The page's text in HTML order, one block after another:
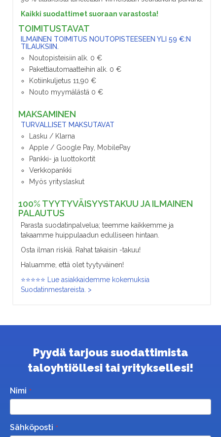
Kaikki suodattimet suoraan varastosta!
TOIMITUSTAVAT
ILMAINEN TOIMITUS NOUTOPISTEESEEN YLI 59 €:N
TILAUKSIIN.
Noutopisteisiin alk. 0 €
Pakettiautomaatteihin alk. 0 €
Kotiinkuljetus 11,90 €
Nouto myymälästä 0 €
MAKSAMINEN
TURVALLISET MAKSUTAVAT
Lasku / Klarna
Apple / Google Pay, MobilePay
Pankki- ja luottokortit
Verkkopankki
Myös yrityslaskut
100% TYYTYVÄISYYSTAKUU JA ILMAINEN
PALAUTUS
Parasta suodatinpalvelua; teemme kaikkemme ja
takaamme huippulaadun edulliseen hintaan.
Osta ilman riskiä. Rahat takaisin -takuu!
Haluamme, että olet tyytyväinen!
⭐⭐⭐⭐⭐ Lue asiakkaidemme kokemuksia
Suodatinmestareista. >
Pyydä tarjous suodattimista
taloyhtiöllesi tai yrityksellesi!
Nimi
Sähköposti